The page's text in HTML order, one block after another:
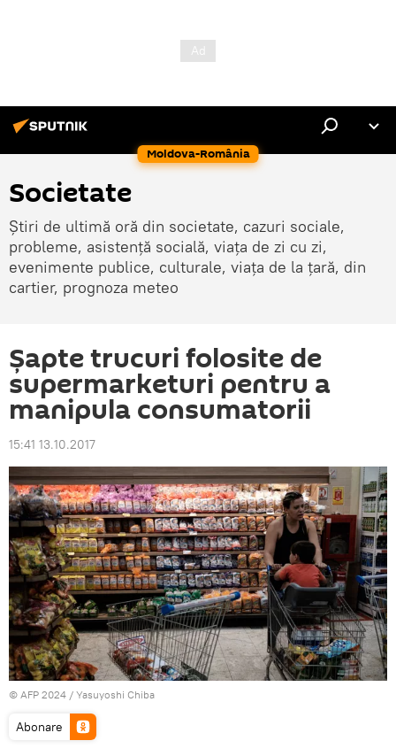
Moldova-România
Societate
Știri de ultimă oră din societate, cazuri sociale,
probleme, asistență socială, viața de zi cu zi,
evenimente publice, culturale, viața de la țară, din
cartier, prognoza meteo
Șapte trucuri folosite de
supermarketuri pentru a
manipula consumatorii
15:41 13.10.2017
© AFP 2024 / Yasuyoshi Chiba
Abonare